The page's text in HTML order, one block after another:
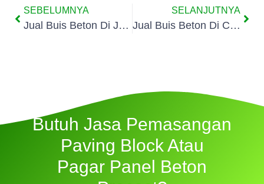
SEBELUMNYA
Jual Buis Beton Di Jakarta Selatan
SELANJUTNYA
Jual Buis Beton Di Cilandak Barat
Butuh Jasa Pemasangan
Paving Block Atau
Pagar Panel Beton